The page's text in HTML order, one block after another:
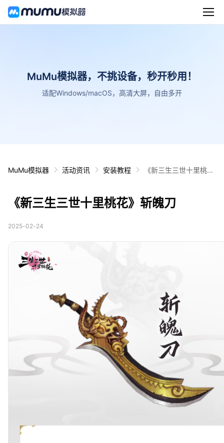
MuMu模拟器，不挑设备，秒开秒用！
适配Windows/macOS，高清大屏，自由多开
MuMu模拟器 活动资讯 安装教程
《新三生三世十里桃
《新三生三世十里桃花》斩魄刀
2025-02-24